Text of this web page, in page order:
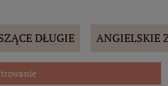
DŁUGIE ANGIELSKIE